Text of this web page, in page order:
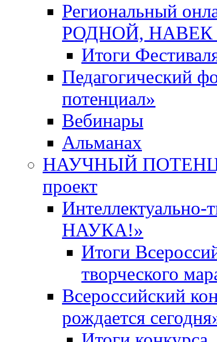
Региональный
РОДНОЙ,
Итоги
Педагогический
потенциал»
Вебинары
Альманах
НАУЧНЫЙ
проект
НАУКА!»
Итоги
творческого
Всероссийский
рождается